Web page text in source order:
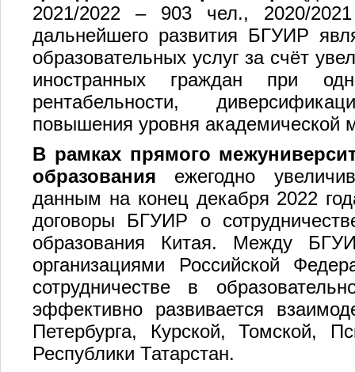
2021/2022 – 903 чел., 2020/
дальнейшего развития БГУИР
образовательных услуг за счёт
иностранных граждан при
рентабельности,
повышения уровня академической
В рамках прямого
образования ежегодно
данным на конец декабря 2022
договоры БГУИР о
образования Китая. Между
организациями Российской
сотрудничестве в
эффективно развивается
Петербурга, Курской, Томской,
Республики Татарстан.